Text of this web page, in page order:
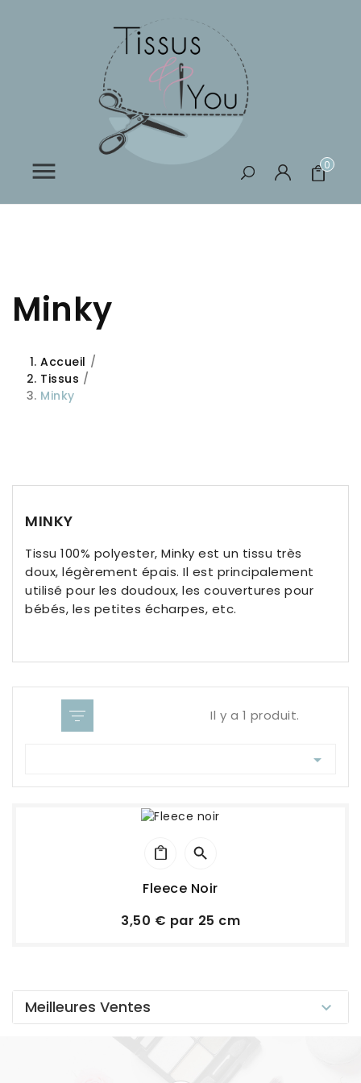
 0
Minky
Accueil
Tissus
Minky
MINKY
Tissu 100% polyester, Minky est un tissu très
doux, légèrement épais. Il est principalement
utilisé pour les doudoux, les couvertures pour
bébés, les petites écharpes, etc.
Il y a 1 produit.

Fleece Noir
Prix
3,50 € par 25 cm
Meilleures Ventes 